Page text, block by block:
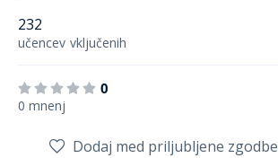
232
učencev vključenih
0
0 mnenj
Dodaj med priljubljene zgodbe